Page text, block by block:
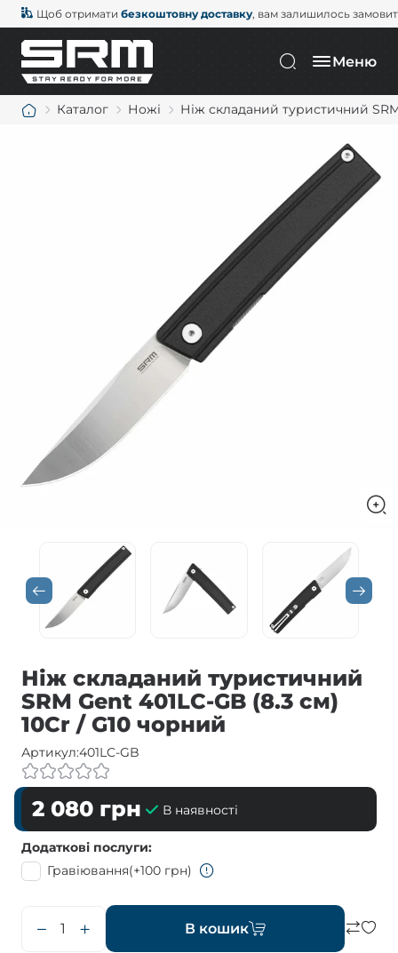
Щоб отримати безкоштовну доставку, вам залишилось
Меню
Каталог Ножі Ніж складаний туристичний
Ніж складаний туристичний
SRM Gent 401LC-GB (8.3 см)
10Cr / G10 чорний
Артикул:401LC-GB
2 080 грн В наявності
Додаткові послуги
Гравіювання(+100 грн)
В кошик